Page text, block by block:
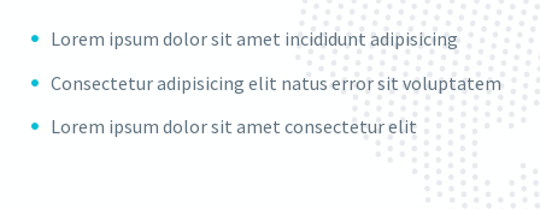
Lorem ipsum dolor sit amet incididunt adipisicing
Consectetur adipisicing elit natus error sit voluptatem
Lorem ipsum dolor sit amet consectetur elit